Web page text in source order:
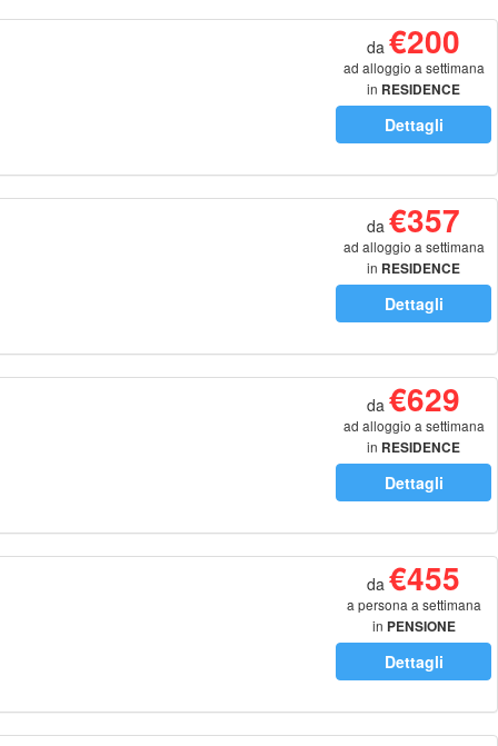
da €200
ad alloggio a settimana
in RESIDENCE
Dettagli
da €357
ad alloggio a settimana
in RESIDENCE
Dettagli
da €629
ad alloggio a settimana
in RESIDENCE
Dettagli
da €455
a persona a settimana
in PENSIONE
COMPLETA
Dettagli